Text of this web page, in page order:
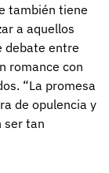
también tiene
a aquellos
debate entre
romance con
“La promesa
de opulencia y
ser tan